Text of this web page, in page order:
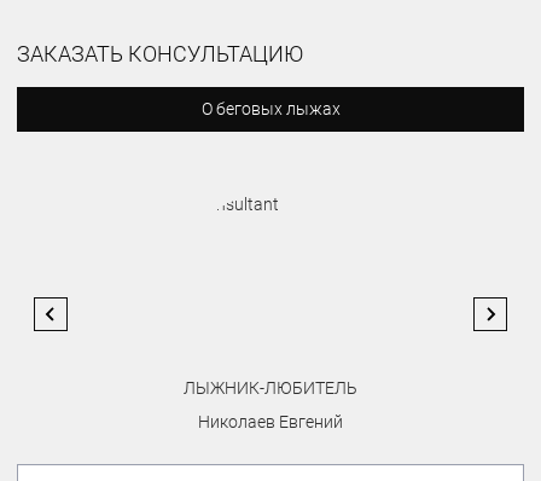
ЗАКАЗАТЬ КОНСУЛЬТАЦИЮ
О беговых лыжах
ЛЫЖНИК-ЛЮБИТЕЛЬ
Николаев Евгений